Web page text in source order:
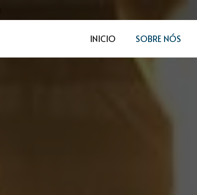
INICIO SOBRE NÓS